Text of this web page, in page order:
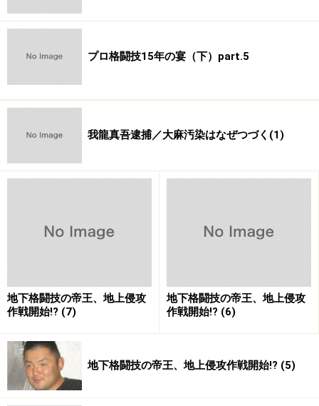
までやっている。総合出身でも、空手家のシュルトなど
は、ルールにあわせて技術を切り替えるが、グッドリッ
ジやランペイジは、グローブが違う程度の認識で参戦し
そんな相手と戦わされたら、K-1ルールであろうが感覚
は完全に狂ってしまう。スタンドのコンビネーション
弱、視線と細かい技術を精密機械のようにして組み立て
踏みにじられる怒りから出ているのだ。技術の攻防の中
で、芸術をくみたてるアーチストを持って任じるミスタ
ーパーフェクトにすれば、その存在を根本から否定され
ている事になる。対サップでも頑固に自分流を貫き通し
て二度とも敗れたホーストだが、結果的にはそのサップ
の故障を誘発して四度目の世界王者に輝いたのは、彼の
プロ格闘技15年の宴（下）part.5
我龍真吾逮捕／大麻汚染はなぜつづく(1)
地下格闘技の帝王、地上侵攻
作戦開始!? (7)
地下格闘技の帝王、地上侵攻
作戦開始!? (6)
地下格闘技の帝王、地上侵攻作戦開始!? (5)